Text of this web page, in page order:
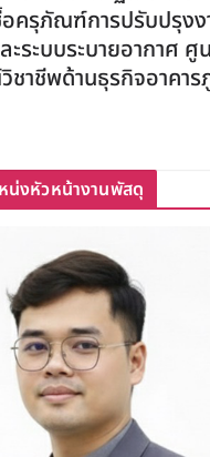
ครุภัณฑ์การปรับปรุงง
ะระบบระบายอากาศ
ชาชีพด้านธุรกิจอาคาร
น่งหัวหน้างานพัสดุ